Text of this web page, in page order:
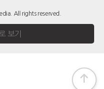
All rights reserved.
보기